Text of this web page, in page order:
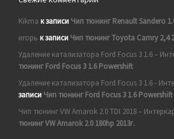
Kikma к записи Чип тюнинг Renault Sandero
игорь к записи Чип тюнинг Toyota Camry 2,4
Удаление катализатора Ford Focus 3 1.6 –
тюнинг Ford Focus 3 1.6 Powershift
Удаление катализатора Ford Focus 3 1.6 -
записи Чип тюнинг Ford Focus 3 1.6 Powershift
Чип тюнинг VW Amarok 2.0 TDI 2018 –
тюнинг VW Amarok 2.0 180hp 2013г.